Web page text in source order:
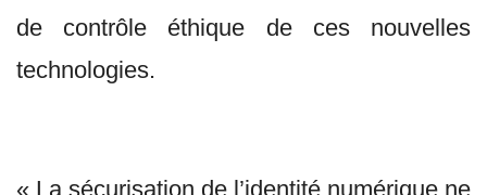
de contrôle éthique de ces nouvelles
technologies.
« La sécurisation de l’identité numérique ne